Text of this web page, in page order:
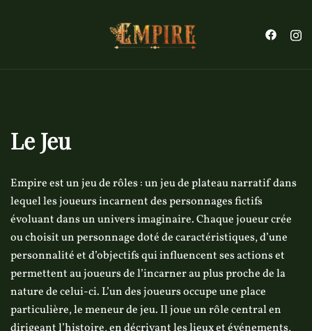
Le Jeu
Empire est un jeu de rôles : un jeu de plateau narratif dans
lequel les joueurs incarnent des personnages fictifs
évoluant dans un univers imaginaire. Chaque joueur crée
ou choisit un personnage doté de caractéristiques, d’une
personnalité et d’objectifs qui influencent ses actions et
permettent au joueurs de l’incarner au plus proche de la
nature de celui-ci. L’un des joueurs occupe une place
particulière, le meneur de jeu. Il joue un rôle central en